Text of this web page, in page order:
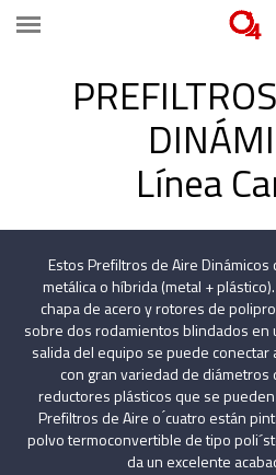
Línea
Estos Prefiltros de Aire
metálica o híbrida (metal +
chapa de acero y rotores de
sobre dos rodamientos blindados en
salida del equipo se puede conectar
con gran variedad de diámetros
reductores plásticos que se
Prefiltros de Aire o ́cuatro están
polvo termoconvertible de tipo
da un excelente